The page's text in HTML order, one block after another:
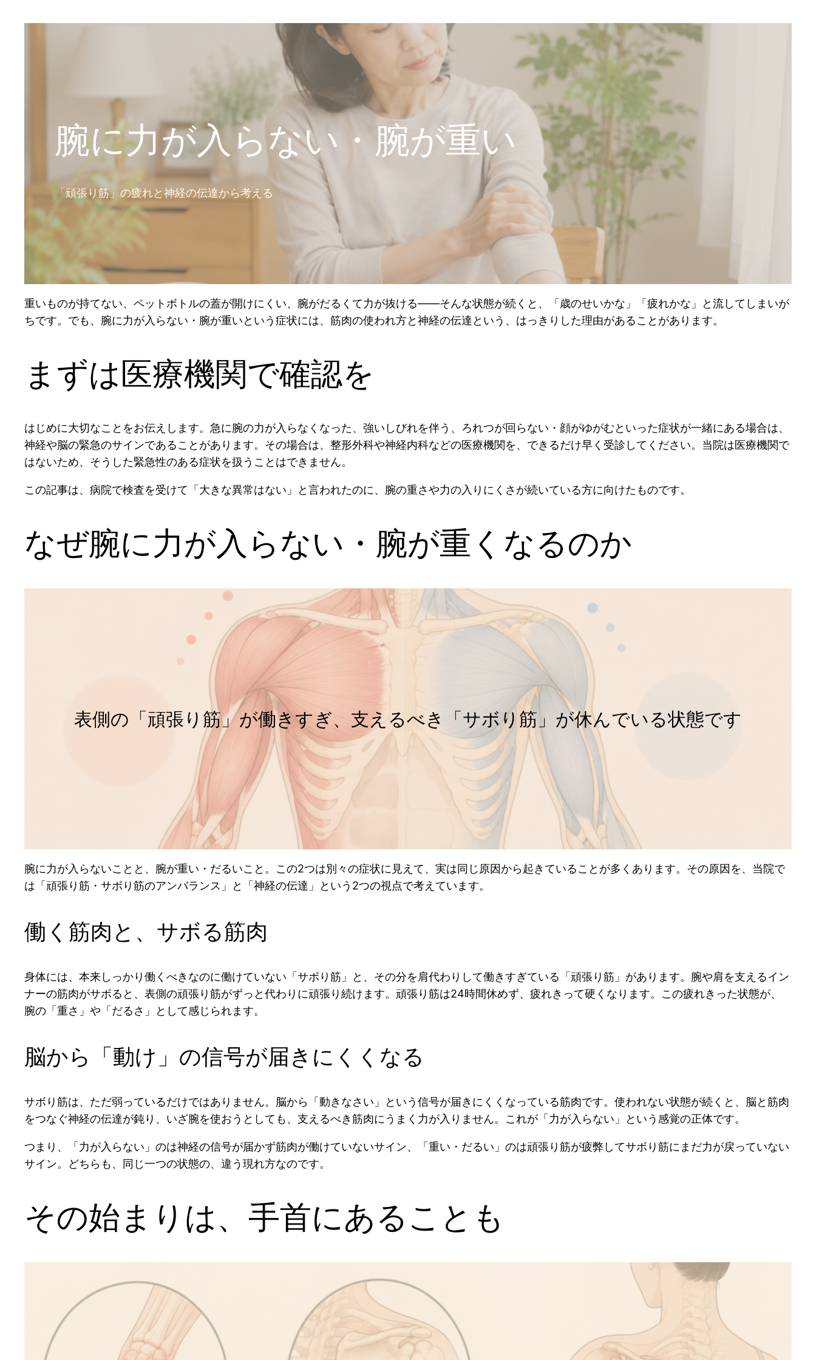
腕に力が入らない・腕が重い
「頑張り筋」の疲れと神経の伝達から考える
重いものが持てない、ペットボトルの蓋が開けにくい、腕がだるくて力が抜ける——そんな状態が続くと、「歳のせいかな」「疲れかな」と流してしまいが
ちです。でも、腕に力が入らない・腕が重いという症状には、筋肉の使われ方と神経の伝達という、はっきりした理由があることがあります。
まずは医療機関で確認を
はじめに大切なことをお伝えします。急に腕の力が入らなくなった、強いしびれを伴う、ろれつが回らない・顔がゆがむといった症状が一緒にある場合は、
神経や脳の緊急のサインであることがあります。その場合は、整形外科や神経内科などの医療機関を、できるだけ早く受診してください。当院は医療機関で
はないため、そうした緊急性のある症状を扱うことはできません。
この記事は、病院で検査を受けて「大きな異常はない」と言われたのに、腕の重さや力の入りにくさが続いている方に向けたものです。
なぜ腕に力が入らない・腕が重くなるのか
表側の「頑張り筋」が働きすぎ、支えるべき「サボり筋」が休んでいる状態です
腕に力が入らないことと、腕が重い・だるいこと。この2つは別々の症状に見えて、実は同じ原因から起きていることが多くあります。その原因を、当院で
は「頑張り筋・サボり筋のアンバランス」と「神経の伝達」という2つの視点で考えています。
働く筋肉と、サボる筋肉
身体には、本来しっかり働くべきなのに働けていない「サボり筋」と、その分を肩代わりして働きすぎている「頑張り筋」があります。腕や肩を支えるイン
ナーの筋肉がサボると、表側の頑張り筋がずっと代わりに頑張り続けます。頑張り筋は24時間休めず、疲れきって硬くなります。この疲れきった状態が、
腕の「重さ」や「だるさ」として感じられます。
脳から「動け」の信号が届きにくくなる
サボり筋は、ただ弱っているだけではありません。脳から「動きなさい」という信号が届きにくくなっている筋肉です。使われない状態が続くと、脳と筋肉
をつなぐ神経の伝達が鈍り、いざ腕を使おうとしても、支えるべき筋肉にうまく力が入りません。これが「力が入らない」という感覚の正体です。
つまり、「力が入らない」のは神経の信号が届かず筋肉が働けていないサイン、「重い・だるい」のは頑張り筋が疲弊してサボり筋にまだ力が戻っていない
サイン。どちらも、同じ一つの状態の、違う現れ方なのです。
その始まりは、手首にあることも